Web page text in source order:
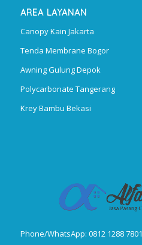
AREA LAYANAN
Canopy Kain Jakarta
Tenda Membrane Bogor
Awning Gulung Depok
Polycarbonate Tangerang
Krey Bambu Bekasi
Phone/WhatsApp: 0812 1288 7801